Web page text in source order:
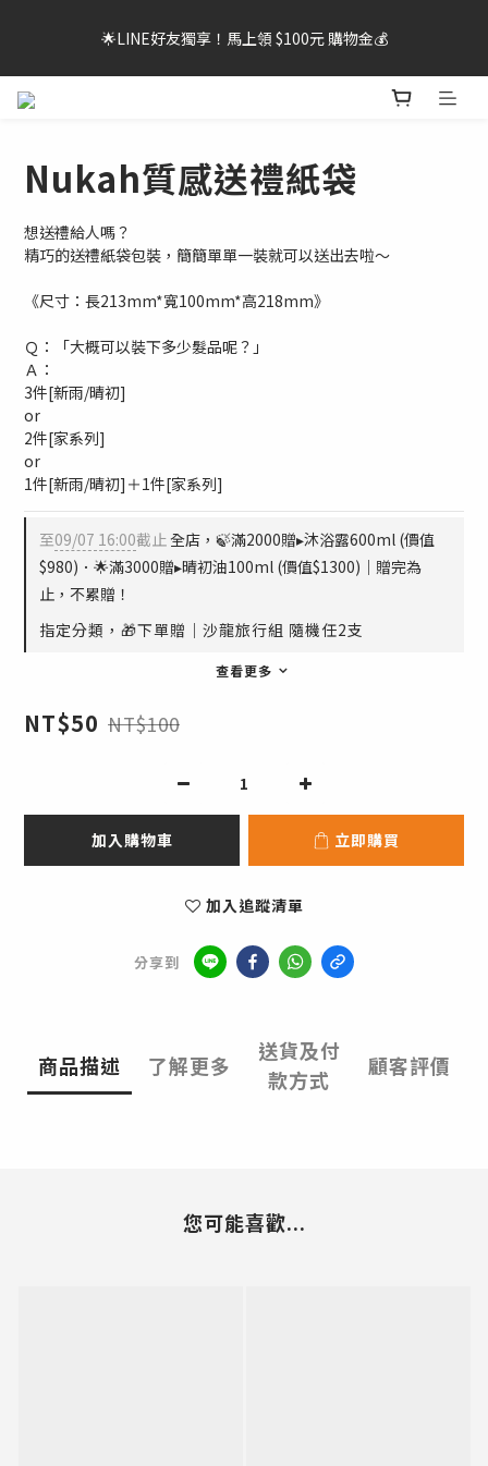
🌟LINE好友獨享！馬上領 $100元 購物金💰
🌟LINE好友獨享！馬上領 $100元 購物金💰
⚠️提醒您，若累計1次(含)以上未於期限內完成取貨，可能影響會
🌟LINE好友獨享！馬上領 $100元 購物金💰
Nukah質感送禮紙袋
想送禮給人嗎？
精巧的送禮紙袋包裝，簡簡單單一裝就可以送出去啦～
《尺寸：長213mm*寬100mm*高218mm》
Ｑ：「大概可以裝下多少髮品呢？」
Ａ：
3件[新雨/晴初]
or
2件[家系列]
or
1件[新雨/晴初]＋1件[家系列]
至09/07 16:00截止全店，🍃滿2000贈▸沐浴露600ml (價值
$980)．🌟滿3000贈▸晴初油100ml (價值$1300)｜贈完為
止，不累贈！
指定分類，🎁下單贈｜沙龍旅行組 隨機任2支
查看更多
NT$50 NT$100
加入購物車 立即購買
加入追蹤清單
分享到
商品描述 了解更多
送貨及付
款方式
顧客評價
您可能喜歡...